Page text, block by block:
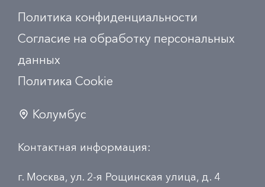
Политика конфиденциальности
Согласие на обработку персональных
данных
Политика Сookie
Колумбус
Контактная информация:
г. Москва, ул. 2-я Рощинская улица, д. 4